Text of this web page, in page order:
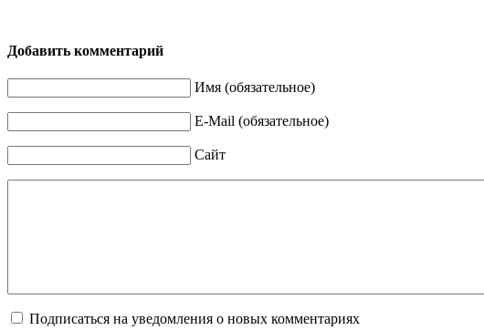
Добавить комментарий
Имя (обязательное)
E-Mail (обязательное)
Сайт
Подписаться на уведомления о новых комментариях